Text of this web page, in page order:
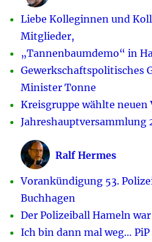
Liebe Kolleginnen und
Mitglieder,
„Tannenbaumdemo“ in
Gewerkschaftspolitisches
Minister Tonne
Kreisgruppe wählte neuen
Jahreshauptversammlung
Ralf Hermes
Vorankündigung 53.
Buchhagen
Der Polizeiball Hameln
Ich bin dann mal weg… PiP